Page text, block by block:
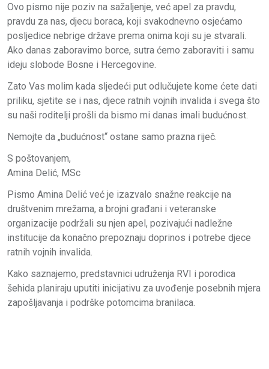
Ovo pismo nije poziv na sažaljenje, već apel za pravdu,
pravdu za nas, djecu boraca, koji svakodnevno osjećamo
posljedice nebrige države prema onima koji su je stvarali.
Ako danas zaboravimo borce, sutra ćemo zaboraviti i samu
ideju slobode Bosne i Hercegovine.
Zato Vas molim kada sljedeći put odlučujete kome ćete dati
priliku, sjetite se i nas, djece ratnih vojnih invalida i svega što
su naši roditelji prošli da bismo mi danas imali budućnost.
Nemojte da „budućnost“ ostane samo prazna riječ.
S poštovanjem,
Amina Delić, MSc
Pismo Amina Delić već je izazvalo snažne reakcije na
društvenim mrežama, a brojni građani i veteranske
organizacije podržali su njen apel, pozivajući nadležne
institucije da konačno prepoznaju doprinos i potrebe djece
ratnih vojnih invalida.
Kako saznajemo, predstavnici udruženja RVI i porodica
šehida planiraju uputiti inicijativu za uvođenje posebnih mjera
zapošljavanja i podrške potomcima branilaca.